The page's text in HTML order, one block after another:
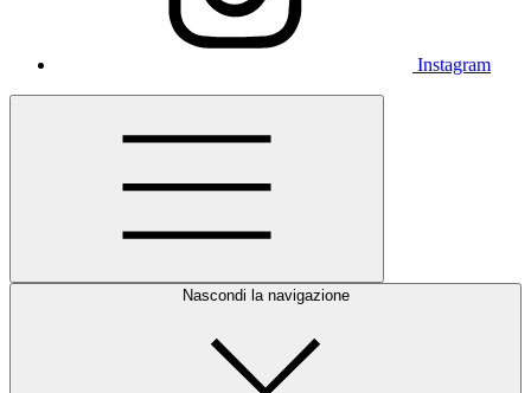
Instagram
Nascondi la navigazione